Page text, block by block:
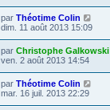
par Théotime Colin
dim. 11 août 2013 15:09
par Christophe Galkowski
ven. 2 août 2013 14:54
par Théotime Colin
mar. 16 juil. 2013 22:29